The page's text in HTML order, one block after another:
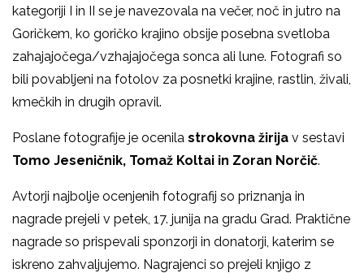
kategoriji I in II se je navezovala na večer, noč in jutro na
Goričkem, ko goričko krajino obsije posebna svetloba
zahajajočega/vzhajajočega sonca ali lune. Fotografi so
bili povabljeni na fotolov za posnetki krajine, rastlin, živali,
kmečkih in drugih opravil.
Poslane fotografije je ocenila strokovna žirija v sestavi
Tomo Jeseničnik, Tomaž Koltai in Zoran Norčič.
Avtorji najbolje ocenjenih fotografij so priznanja in
nagrade prejeli v petek, 17. junija na gradu Grad. Praktične
nagrade so prispevali sponzorji in donatorji, katerim se
iskreno zahvaljujemo. Nagrajenci so prejeli knjigo z